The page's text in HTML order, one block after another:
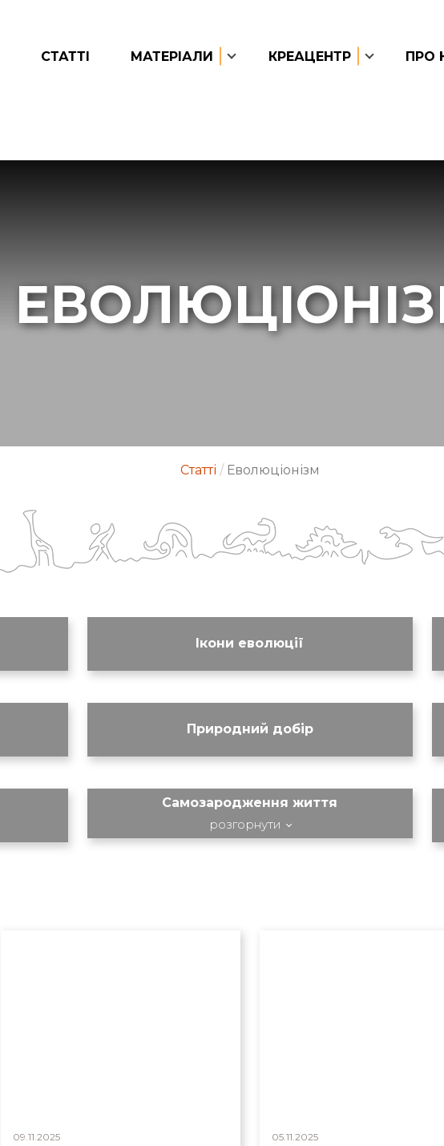
СТАТТІ МАТЕРІАЛИ КРЕАЦЕНТР ПРО
Статті / Еволюціонізм
Ікони еволюції
Природний добір
Самозародження життя
розгорнути
09.11.2025 05.11.2025